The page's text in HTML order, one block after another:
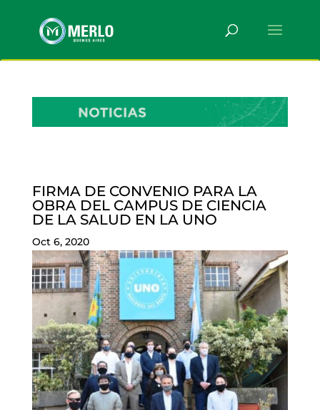
FIRMA DE CONVENIO PARA LA
OBRA DEL CAMPUS DE CIENCIA
DE LA SALUD EN LA UNO
Oct 6, 2020